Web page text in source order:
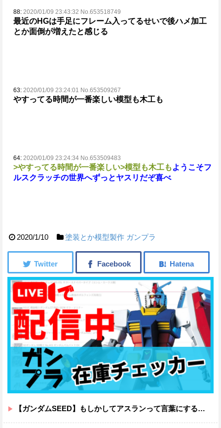
88: 2020/01/09 23:43:32 No.653518749
最近のHGは手足にフレーム入ってるせいで後ハメ加工
とか面倒が増えたと感じる
63: 2020/01/09 23:24:01 No.653509267
やすってる時間が一番楽しい模型も木工も
64: 2020/01/09 23:24:34 No.653509483
>やすってる時間が一番楽しい>模型も木工も ようこそフ
ルスクラッチの世界へずっとヤスリだぞ喜べ
2020/1/10 塗装とか模型製作 ガンプラ
【ガンダムSEED】もしかしてアスランって言葉にするのが下手なだけでめっちゃいい人なのでは？